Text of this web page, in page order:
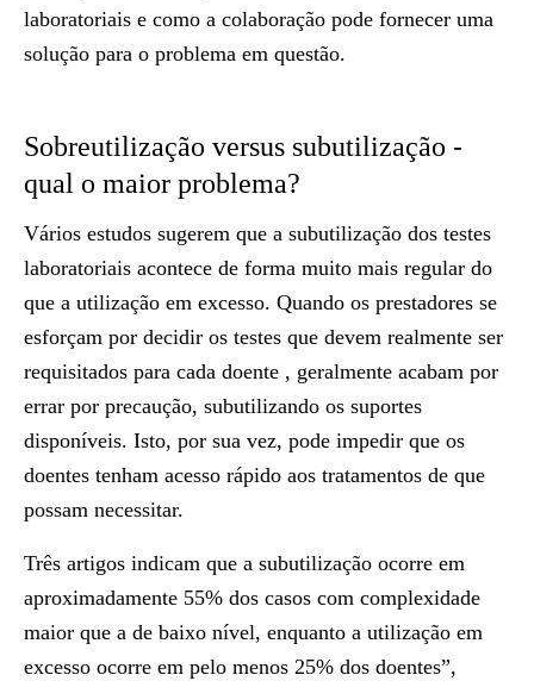
laboratoriais e como a colaboração pode fornecer uma
solução para o problema em questão.
Sobreutilização versus subutilização -
qual o maior problema?
Vários estudos sugerem que a subutilização dos testes
laboratoriais acontece de forma muito mais regular do
que a utilização em excesso. Quando os prestadores se
esforçam por decidir os testes que devem realmente ser
requisitados para cada doente , geralmente acabam por
errar por precaução, subutilizando os suportes
disponíveis. Isto, por sua vez, pode impedir que os
doentes tenham acesso rápido aos tratamentos de que
possam necessitar.
Três artigos indicam que a subutilização ocorre em
aproximadamente 55% dos casos com complexidade
maior que a de baixo nível, enquanto a utilização em
excesso ocorre em pelo menos 25% dos doentes”,